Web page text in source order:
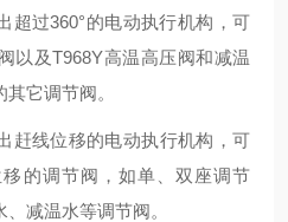
超过360°的电动执行机构，可
以及T968Y高温高压阀和减温
它调节阀。
赶线位移的电动执行机构，可
的调节阀，如单、双座调节
减温水等调节阀。